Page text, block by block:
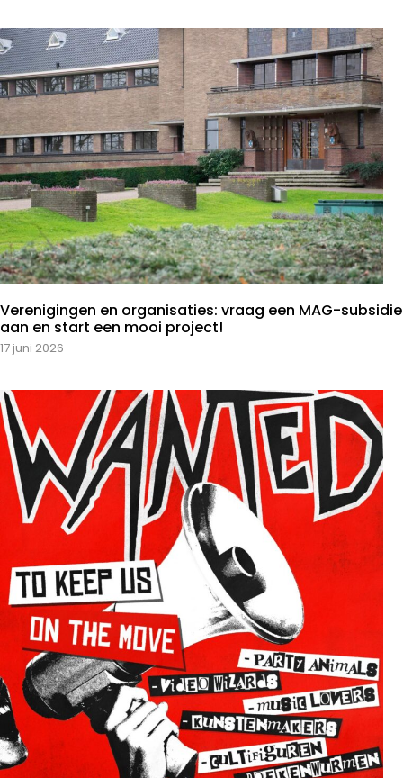
Verenigingen en organisaties: vraag een MAG-subsidie
aan en start een mooi project!
17 juni 2026